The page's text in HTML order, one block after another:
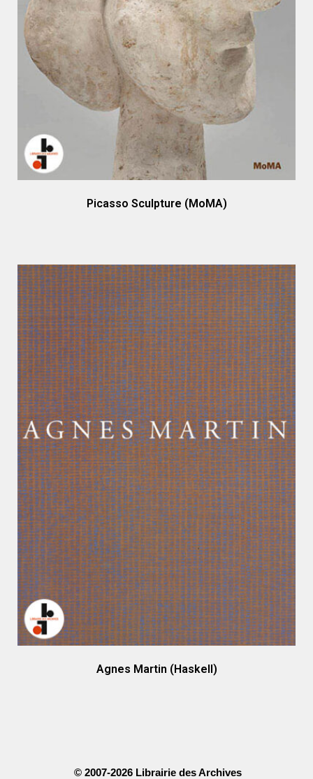
Picasso Sculpture (MoMA)
Agnes Martin (Haskell)
© 2007-2026 Librairie des Archives